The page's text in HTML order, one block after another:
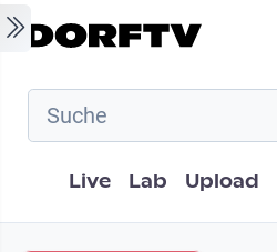
Skip to main content
Hauptnavigation
Live Lab Upload